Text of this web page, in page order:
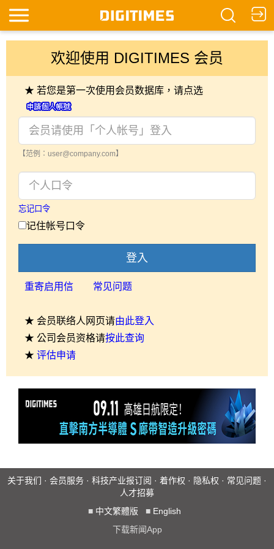
欢迎使用 DIGITIMES 会员
★ 若您是第一次使用会员数据库，请点选
【范例：user@company.com】
忘记口令
记住帐号口令
登入
重寄启用信 常见问题
★ 会员联络人网页请由此登入
★ 公司会员资格请按此查询
★ 评估申请
关于我们 · 会员服务 · 科技产业报订阅 · 着作权 · 隐私权 · 常见问题 ·
人才招募
■ 中文繁體版 ■ English
下载新闻App